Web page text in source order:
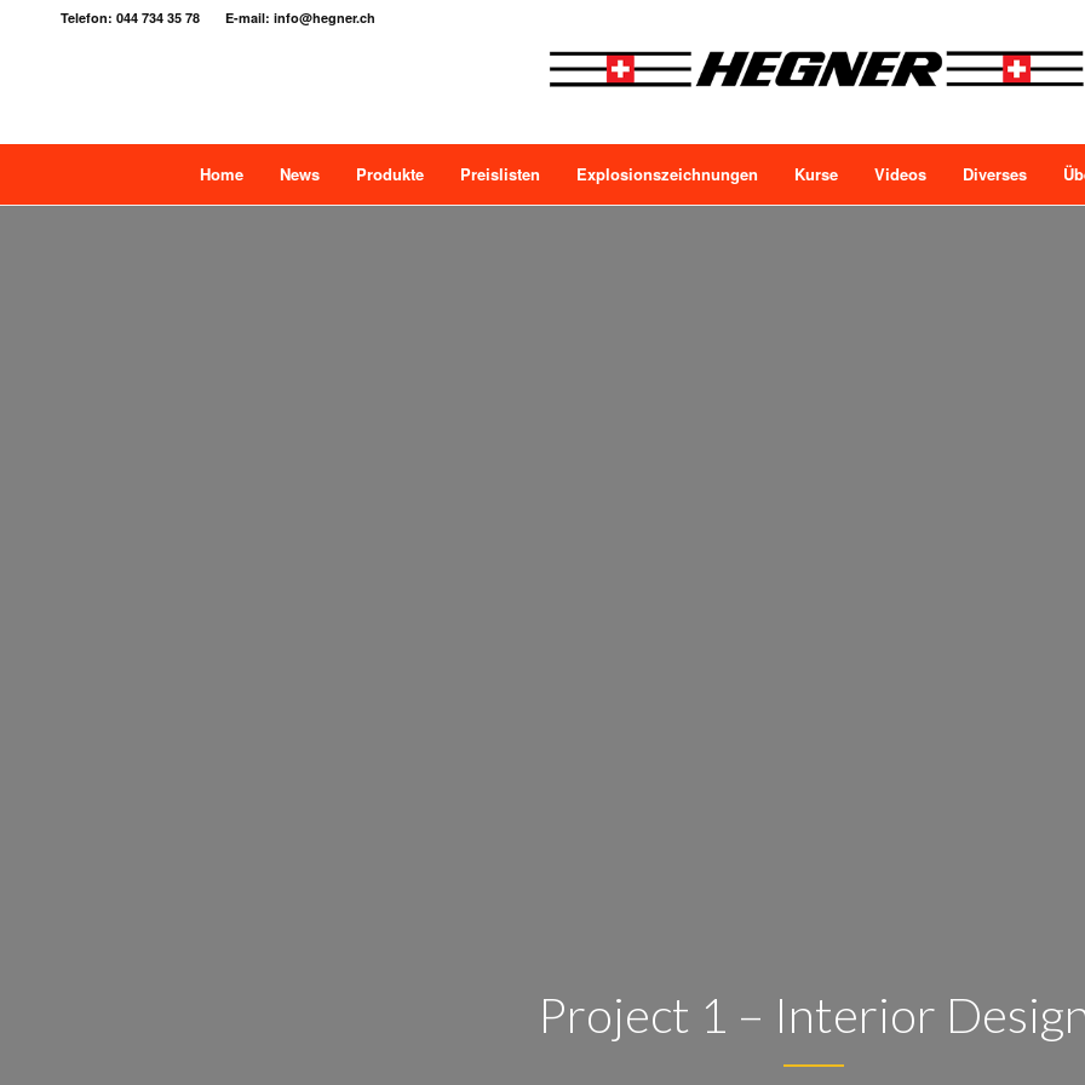
Telefon: 044 734 35 78 E-mail: info@hegner.ch
Home News Produkte Preislisten Explosionszeichnungen Kurse Videos Diverses
Project 1 – Interior